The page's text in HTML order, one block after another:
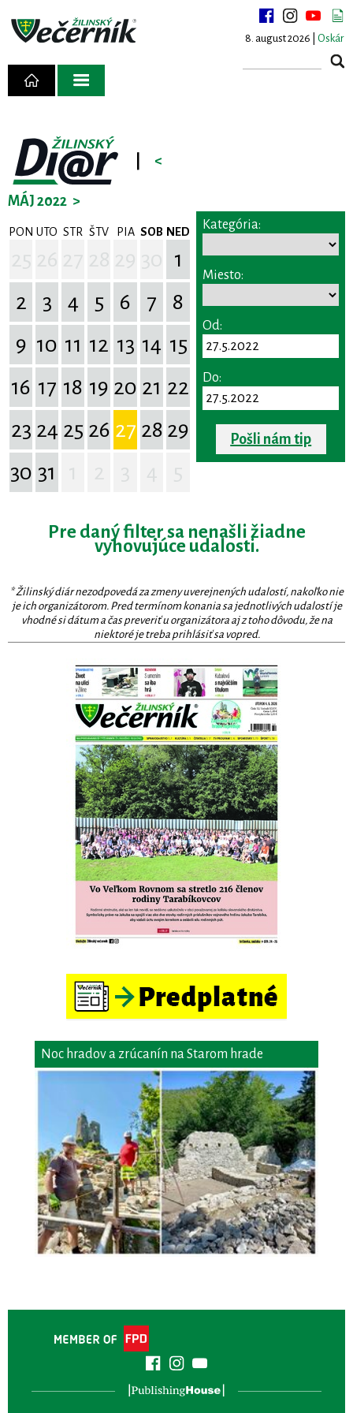
8. august 2026 | Oskár
<
MÁJ 2022 >
PON UTO STR ŠTV PIA SOB NED
1
2
3 4 5 6 7
8
9 10 11 12 13 14 15
16 17 18 19 20 21 22
23 24 25 26 27 28 29
30 31
Kategória:
Miesto:
Od:
Do:
Pošli nám tip
Pre daný filter sa nenašli žiadne
vyhovujúce udalosti.
* Žilinský diár nezodpovedá za zmeny uverejnených udalostí, nakoľko nie
je ich organizátorom. Pred termínom konania sa jednotlivých udalostí je
vhodné si dátum a čas preveriť u organizátora aj z toho dôvodu, že na
niektoré je treba prihlásiť sa vopred.
Noc hradov a zrúcanín na Starom hrade